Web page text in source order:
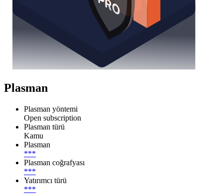
Plasman
Plasman yöntemi
Open subscription
Plasman türü
Kamu
Plasman
***
Plasman coğrafyası
***
Yatırımcı türü
***